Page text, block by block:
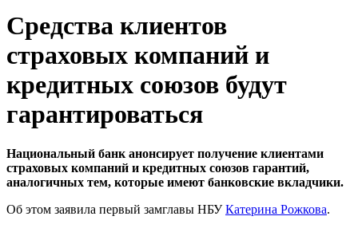
Средства клиентов
страховых компаний и
кредитных союзов будут
гарантироваться
Национальный банк анонсирует получение клиентами
страховых компаний и кредитных союзов гарантий,
аналогичных тем, которые имеют банковские вкладчики.
Об этом заявила первый замглавы НБУКатерина Рожкова.